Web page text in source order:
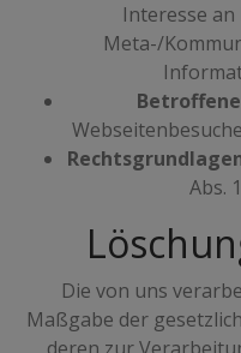
Interesse
Meta-/
Abs.
Die von uns
Maßgabe der